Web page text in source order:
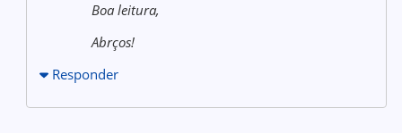
Boa leitura,
Abrços!
Responder